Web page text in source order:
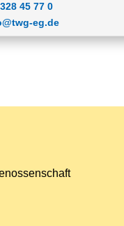
45 77 0
eg.de